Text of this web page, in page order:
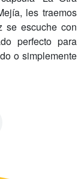
les traemos
se escuche con
perfecto para
o simplemente